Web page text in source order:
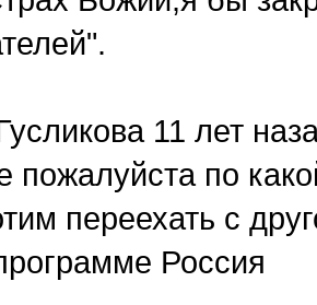
11 лет
пожалуйста по
переехать с
Россия